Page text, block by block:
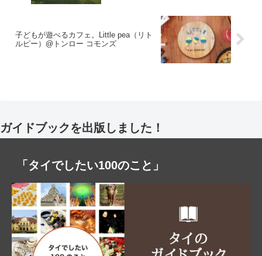
子どもが遊べるカフェ。Little pea（リト
ルピー）@トンロー コモンズ
ガイドブックを出版しました！
「タイでしたい100のこと」